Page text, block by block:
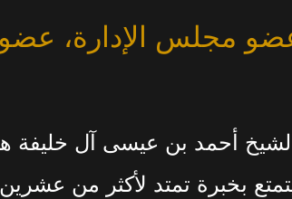
مجلس الإدارة،
أحمد بن عيسى آل خليفة
بخبرة تمتد لأكثر من